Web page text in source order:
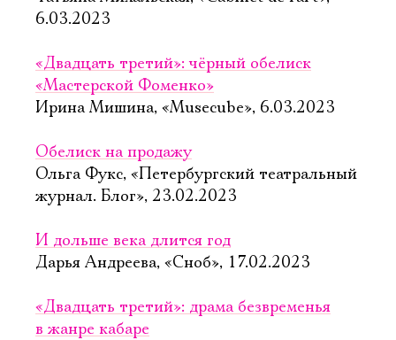
6.03.2023
«Двадцать третий»: чёрный обелиск
«Мастерской Фоменко»
Ирина Мишина, «Musecube», 6.03.2023
Обелиск на продажу
Ольга Фукс, «Петербургский театральный
журнал. Блог», 23.02.2023
И дольше века длится год
Дарья Андреева, «Сноб», 17.02.2023
«Двадцать третий»: драма безвременья
в жанре кабаре